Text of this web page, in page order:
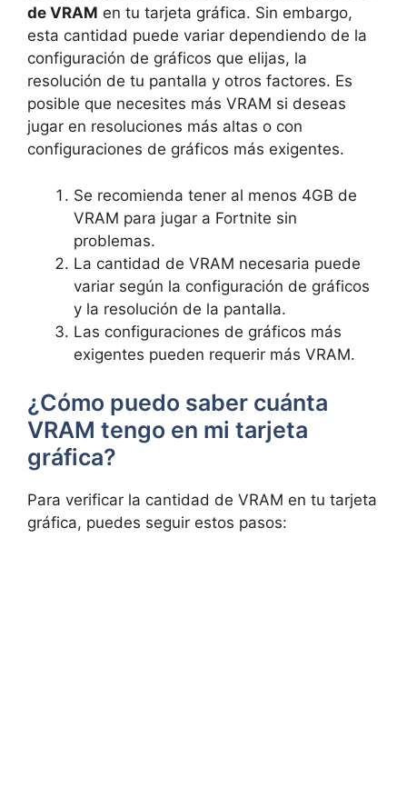
de VRAM en tu tarjeta gráfica. Sin embargo,
esta cantidad puede variar dependiendo de la
configuración de gráficos que elijas, la
resolución de tu pantalla y otros factores. Es
posible que necesites más VRAM si deseas
jugar en resoluciones más altas o con
configuraciones de gráficos más exigentes.
Se recomienda tener al menos 4GB de
VRAM para jugar a Fortnite sin
problemas.
La cantidad de VRAM necesaria puede
variar según la configuración de gráficos
y la resolución de la pantalla.
Las configuraciones de gráficos más
exigentes pueden requerir más VRAM.
¿Cómo puedo saber cuánta
VRAM tengo en mi tarjeta
gráfica?
Para verificar la cantidad de VRAM en tu tarjeta
gráfica, puedes seguir estos pasos: